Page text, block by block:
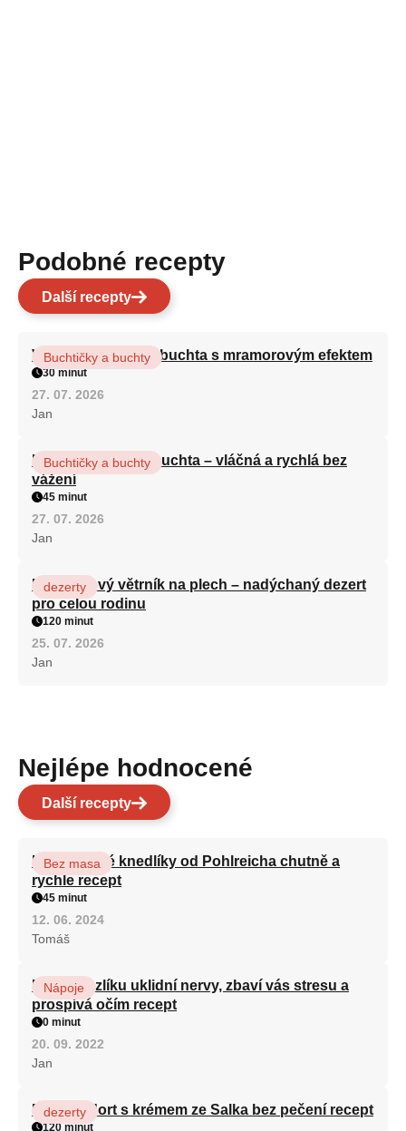
Podobné recepty
Další recepty
Vláčná olejová litá buchta s mramorovým efektem
Buchtičky a buchty
30 minut
27. 07. 2026
Jan
Hrnková maková buchta – vláčná a rychlá bez
vážení
Buchtičky a buchty
45 minut
27. 07. 2026
Jan
Karamelový větrník na plech – nadýchaný dezert
pro celou rodinu
dezerty
120 minut
25. 07. 2026
Jan
Nejlépe hodnocené
Další recepty
Karlovarské knedlíky od Pohlreicha chutně a
rychle recept
Bez masa
45 minut
12. 06. 2024
Tomáš
Kořen kozlíku uklidní nervy, zbaví vás stresu a
prospívá očím recept
Nápoje
0 minut
20. 09. 2022
Jan
Patrový dort s krémem ze Salka bez pečení recept
dezerty
120 minut